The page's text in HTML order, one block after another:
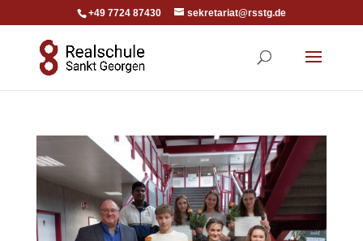
+49 7724 87430 sekretariat@rsstg.de